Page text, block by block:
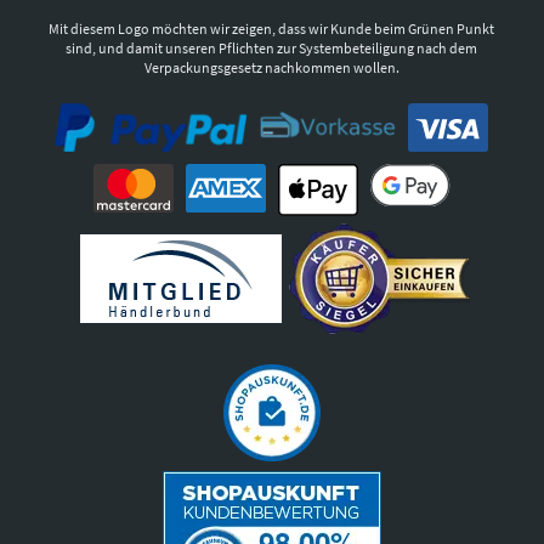
Mit diesem Logo möchten wir zeigen, dass wir Kunde beim Grünen Punkt
sind, und damit unseren Pflichten zur Systembeteiligung nach dem
Verpackungsgesetz nachkommen wollen.